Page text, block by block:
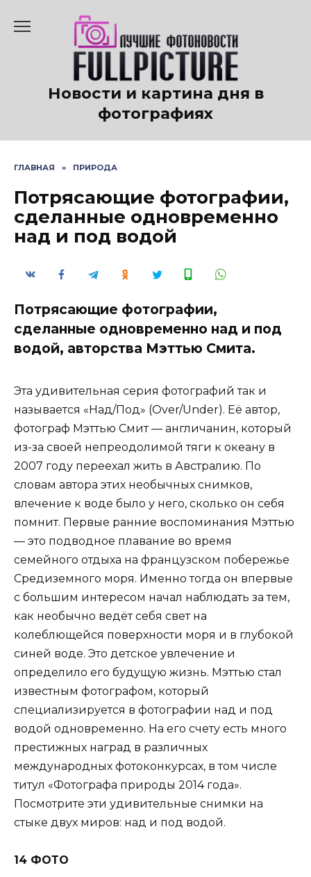
содержанию
Новости и картина дня в
фотографиях
ГЛАВНАЯ » ПРИРОДА
Потрясающие фотографии,
сделанные одновременно
над и под водой
Потрясающие фотографии,
сделанные одновременно над и под
водой, авторства Мэттью Смита.
Эта удивительная серия фотографий так и
называется «Над/Под» (Over/Under). Её автор,
фотограф Мэттью Смит — англичанин, который
из-за своей непреодолимой тяги к океану в
2007 году переехал жить в Австралию. По
словам автора этих необычных снимков,
влечение к воде было у него, сколько он себя
помнит. Первые ранние воспоминания Мэттью
— это подводное плавание во время
семейного отдыха на французском побережье
Средиземного моря. Именно тогда он впервые
с большим интересом начал наблюдать за тем,
как необычно ведёт себя свет на
колеблющейся поверхности моря и в глубокой
синей воде. Это детское увлечение и
определило его будущую жизнь. Мэттью стал
известным фотографом, который
специализируется в фотографии над и под
водой одновременно. На его счету есть много
престижных наград в различных
международных фотоконкурсах, в том числе
титул «Фотографа природы 2014 года».
Посмотрите эти удивительные снимки на
стыке двух миров: над и под водой.
14 ФОТО